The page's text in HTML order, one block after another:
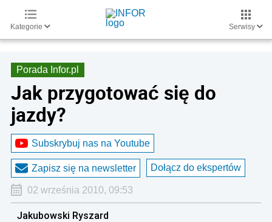
Kategorie Serwisy
Porada Infor.pl
Jak przygotować się do
jazdy?
Subskrybuj nas na Youtube
Zapisz się na newsletter Dołącz do ekspertów
02 września 2010, 09:53
Jakubowski Ryszard